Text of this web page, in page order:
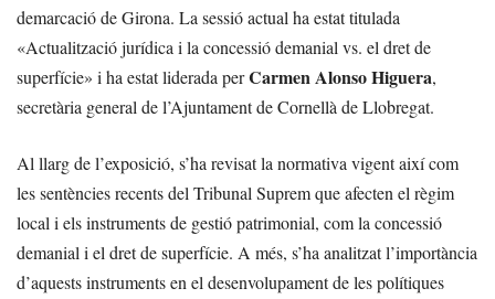
demarcació de Girona. La sessió actual ha estat titulada
«Actualització jurídica i la concessió demanial vs. el dret de
superfície» i ha estat liderada perCarmen Alonso Higuera,
secretària general de l’Ajuntament de Cornellà de Llobregat.
Al llarg de l’exposició, s’ha revisat la normativa vigent així com
les sentències recents del Tribunal Suprem que afecten el règim
local i els instruments de gestió patrimonial, com la concessió
demanial i el dret de superfície. A més, s’ha analitzat l’importància
d’aquests instruments en el desenvolupament de les polítiques